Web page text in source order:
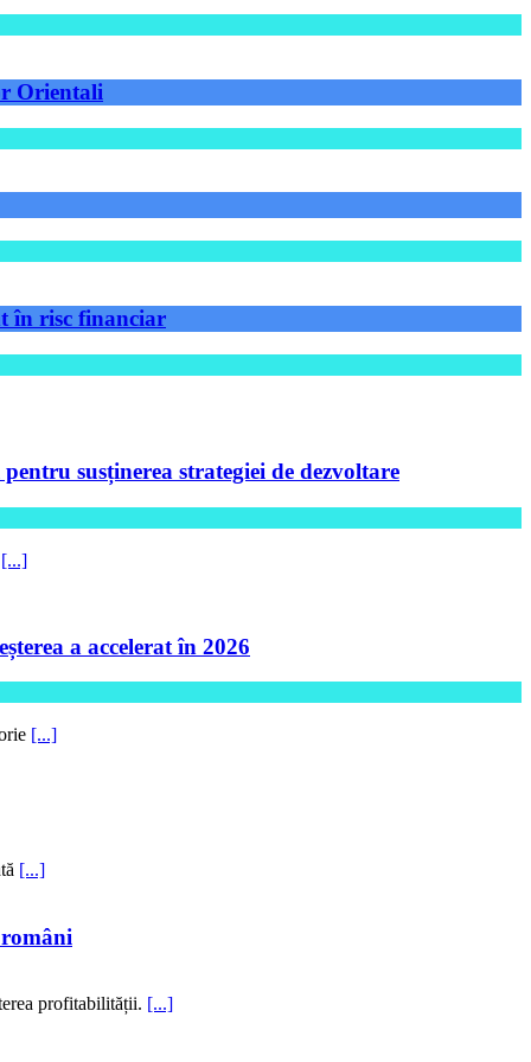
Orientali
în risc financiar
susținerea strategiei de dezvoltare
[...]
a accelerat în 2026
[...]
[...]
profitabilității. [...]